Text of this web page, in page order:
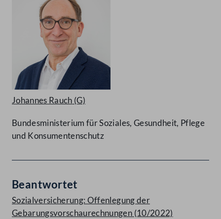
Johannes Rauch (G)
Bundesministerium für Soziales, Gesundheit, Pflege
und Konsumentenschutz
Beantwortet
Sozialversicherung: Offenlegung der
Gebarungsvorschaurechnungen (10/2022)